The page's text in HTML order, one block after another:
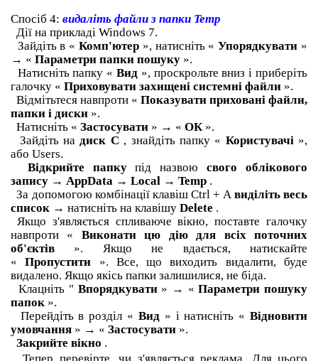
Спосіб 4: видаліть файли з папки Temp
Дії на прикладі Windows 7.
Зайдіть в « Комп'ютер », натисніть «Упорядкувати »
→ « Параметри папки пошуку ».
Натисніть папку « Вид », проскрольте вниз і приберіть
галочку « Приховувати захищені системні файли ».
Відмітьтеся навпроти « Показувати приховані файли,
папки і диски ».
Натисніть « Застосувати » → « ОК ».
Зайдіть на диск С , знайдіть папку « Користувачі »,
або Users.
Відкрийте папкупід назвоюсвого облікового
запису → AppData → Local → Temp .
За допомогою комбінації клавіш Ctrl + A виділіть весь
список → натисніть на клавішу Delete .
Якщо з'являється спливаюче вікно, поставте галочку
навпроти « Виконати цю дію для всіх поточних
об'єктів ». Якщо не вдається, натискайте
«Пропустити ». Все, що виходить видалити, буде
видалено. Якщо якісь папки залишилися, не біда.
Клацніть " Впорядкувати » → «Параметри пошуку
папок ».
Перейдіть в розділ « Вид » і натисніть «Відновити
умовчання » → « Застосувати ».
Закрийте вікно .